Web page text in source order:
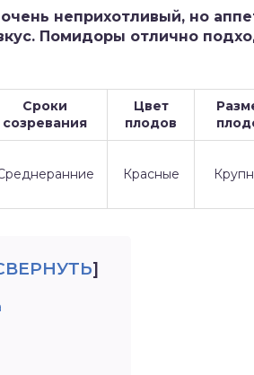
неприхотливый, но
Помидоры отлично
Сроки
созревания
Цвет
плодов
Красные
]